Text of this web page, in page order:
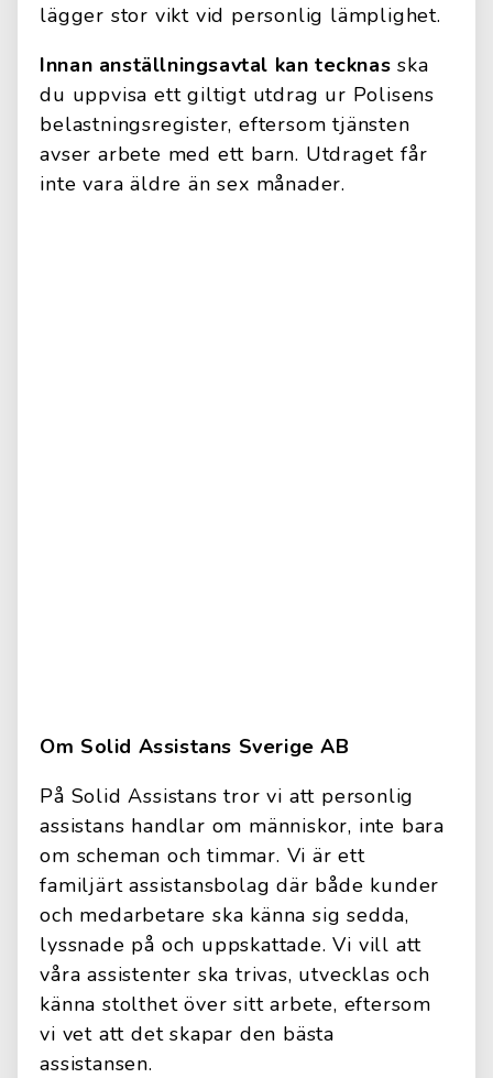
lägger stor vikt vid personlig lämplighet.
Innan anställningsavtal kan tecknas ska
du uppvisa ett giltigt utdrag ur Polisens
belastningsregister, eftersom tjänsten
avser arbete med ett barn. Utdraget får
inte vara äldre än sex månader.
Om Solid Assistans Sverige AB
På Solid Assistans tror vi att personlig
assistans handlar om människor, inte bara
om scheman och timmar. Vi är ett
familjärt assistansbolag där både kunder
och medarbetare ska känna sig sedda,
lyssnade på och uppskattade. Vi vill att
våra assistenter ska trivas, utvecklas och
känna stolthet över sitt arbete, eftersom
vi vet att det skapar den bästa
assistansen.